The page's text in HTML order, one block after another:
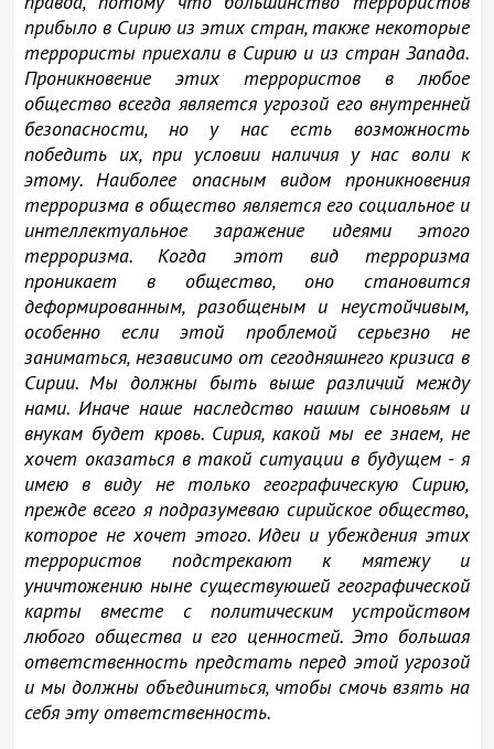
прибыло в Сирию из этих стран, также некоторые
террористы приехали в Сирию и из стран Запада.
Проникновение этих террористов в любое
общество всегда является угрозой его внутренней
безопасности, но у нас есть возможность
победить их, при условии наличия у нас воли к
этому. Наиболее опасным видом проникновения
терроризма в общество является его социальное и
интеллектуальное заражение идеями этого
терроризма. Когда этот вид терроризма
проникает в общество, оно становится
деформированным, разобщеным и неустойчивым,
особенно если этой проблемой серьезно не
заниматься, независимо от сегодняшнего кризиса в
Сирии. Мы должны быть выше различий между
нами. Иначе наше наследство нашим сыновьям и
внукам будет кровь. Сирия, какой мы ее знаем, не
хочет оказаться в такой ситуации в будущем - я
имею в виду не только географическую Сирию,
прежде всего я подразумеваю сирийское общество,
которое не хочет этого. Идеи и убеждения этих
террористов подстрекают к мятежу и
уничтожению ныне существуюшей географической
карты вместе с политическим устройством
любого общества и его ценностей. Это большая
ответственность предстать перед этой угрозой
и мы должны объединиться, чтобы смочь взять на
себя эту ответственность.